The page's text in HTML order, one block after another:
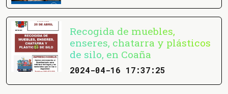
Recogida de muebles,
enseres, chatarra y plásticos
de silo, en Coaña
2024-04-16 17:37:25